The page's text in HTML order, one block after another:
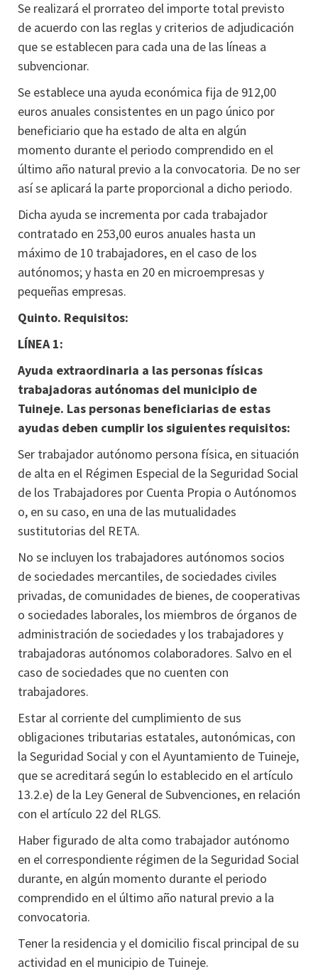
Se realizará el prorrateo del importe total previsto
de acuerdo con las reglas y criterios de adjudicación
que se establecen para cada una de las líneas a
subvencionar.
Se establece una ayuda económica fija de 912,00
euros anuales consistentes en un pago único por
beneficiario que ha estado de alta en algún
momento durante el periodo comprendido en el
último año natural previo a la convocatoria. De no ser
así se aplicará la parte proporcional a dicho periodo.
Dicha ayuda se incrementa por cada trabajador
contratado en 253,00 euros anuales hasta un
máximo de 10 trabajadores, en el caso de los
autónomos; y hasta en 20 en microempresas y
pequeñas empresas.
Quinto. Requisitos:
LÍNEA 1:
Ayuda extraordinaria a las personas físicas
trabajadoras autónomas del municipio de
Tuineje. Las personas beneficiarias de estas
ayudas deben cumplir los siguientes requisitos:
Ser trabajador autónomo persona física, en situación
de alta en el Régimen Especial de la Seguridad Social
de los Trabajadores por Cuenta Propia o Autónomos
o, en su caso, en una de las mutualidades
sustitutorias del RETA.
No se incluyen los trabajadores autónomos socios
de sociedades mercantiles, de sociedades civiles
privadas, de comunidades de bienes, de cooperativas
o sociedades laborales, los miembros de órganos de
administración de sociedades y los trabajadores y
trabajadoras autónomos colaboradores. Salvo en el
caso de sociedades que no cuenten con
trabajadores.
Estar al corriente del cumplimiento de sus
obligaciones tributarias estatales, autonómicas, con
la Seguridad Social y con el Ayuntamiento de Tuineje,
que se acreditará según lo establecido en el artículo
13.2.e) de la Ley General de Subvenciones, en relación
con el artículo 22 del RLGS.
Haber figurado de alta como trabajador autónomo
en el correspondiente régimen de la Seguridad Social
durante, en algún momento durante el periodo
comprendido en el último año natural previo a la
convocatoria.
Tener la residencia y el domicilio fiscal principal de su
actividad en el municipio de Tuineje.